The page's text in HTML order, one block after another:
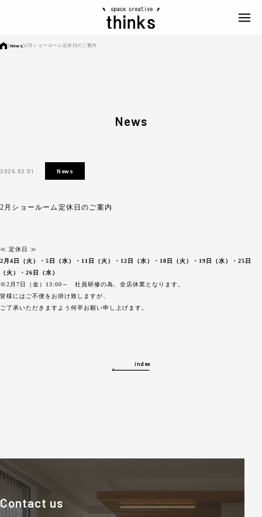
News 2月ショールーム定休日のご案内
News
2025.02.01 News
2月ショールーム定休日のご案内
≪ 定休日 ≫
2月4日（火）・5日（水）・11日（火）・12日（水）・18日（火）・19日（水）・ 25日
（火）・26日（水）
※2月7日（金）13:00～ 社員研修の為、全店休業となります。
皆様にはご不便をお掛け致しますが、
ご了承いただきますよう何卒お願い申し上げます。
index
Contact us